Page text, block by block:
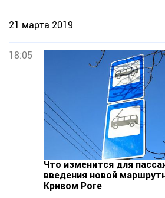
21 марта 2019
18:05
Что изменится для
введения новой
Кривом Роге